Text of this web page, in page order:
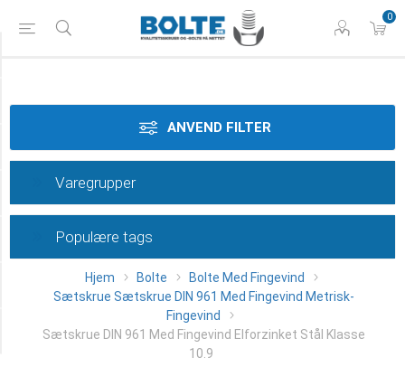
0
Hjem Bolte
Bolte Med Fingevind
Sætskrue Sætskrue DIN 961 Med Fingevind Metrisk-
Fingevind
Sætskrue DIN 961 Med Fingevind Elforzinket Stål Klasse
10.9
ANVEND FILTER
Dimension
Overflade
Længde
Category
Varegrupper
Populære tags